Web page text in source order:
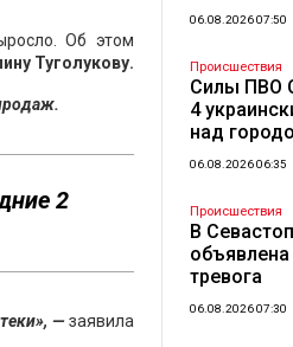
Об этом
Туголукову.
2
—заявила
06.08.2026 07:50
Происшествия
Силы ПВО
4
над
06.08.2026 06:35
Происшествия
В
тревога
06.08.2026 07:30